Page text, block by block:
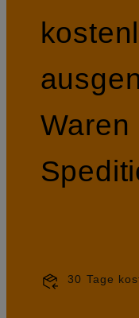
Waren
30 Tage